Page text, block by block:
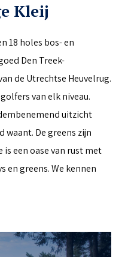
Kleij
18 holes bos- en
Den Treek-
de Utrechtse Heuvelrug.
van elk niveau.
uitzicht
waant. De greens zijn
een oase van rust met
en greens. We kennen